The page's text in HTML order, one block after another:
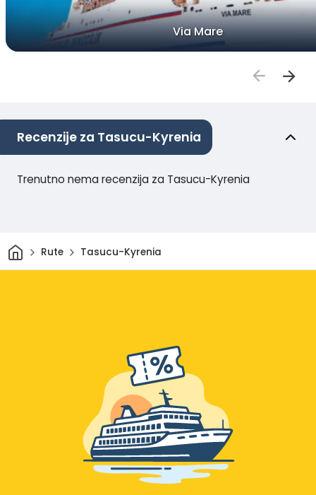
Via Mare
Recenzije za Tasucu-Kyrenia
Trenutno nema recenzija za Tasucu-Kyrenia
DomRute Tasucu-Kyrenia